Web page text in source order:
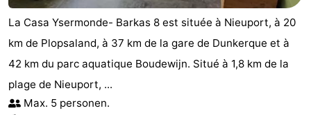
La Casa Ysermonde- Barkas 8 est située à Nieuport, à 20
km de Plopsaland, à 37 km de la gare de Dunkerque et à
42 km du parc aquatique Boudewijn. Situé à 1,8 km de la
plage de Nieuport, ...
Max. 5 personen.